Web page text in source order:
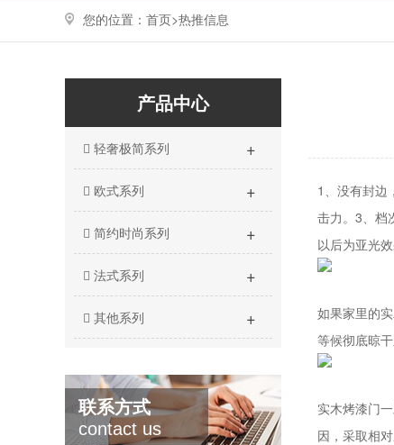
您的位置： 首页>热推信息
产品中心
轻奢极简系列 +
欧式系列 +
简约时尚系列 +
法式系列 +
其他系列 +
联系方式
contact us
1、没有封边
击力。3、档
以后为亚光
如果家里的
等候彻底晾
实木烤漆门
因，采取相